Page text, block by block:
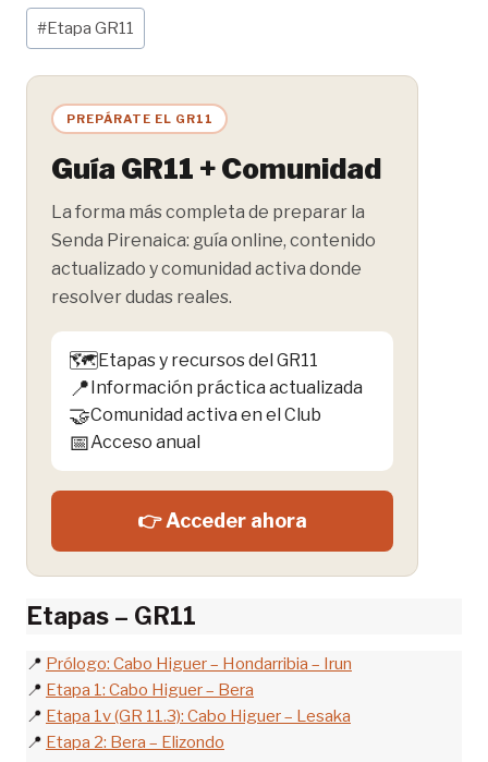
Etiquetas
de
la
entrada:
#Etapa GR11
PREPÁRATE EL GR11
Guía GR11 + Comunidad
La forma más completa de preparar la
Senda Pirenaica: guía online, contenido
actualizado y comunidad activa donde
resolver dudas reales.
🗺️Etapas y recursos del GR11
📍 Información práctica actualizada
🤝Comunidad activa en el Club
📅Acceso anual
👉 Acceder ahora
Etapas – GR11
📍 Prólogo: Cabo Higuer – Hondarribia – Irun
📍 Etapa 1: Cabo Higuer – Bera
📍 Etapa 1v (GR 11.3): Cabo Higuer – Lesaka
📍 Etapa 2: Bera – Elizondo